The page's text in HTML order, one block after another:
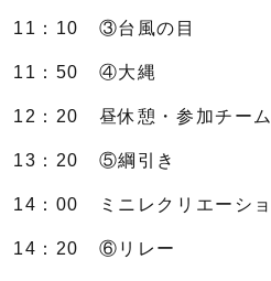
11：10 ③台風の目
11：50 ④大縄
12：20 昼休憩・参加チー
13：20 ⑤綱引き
14：00 ミニレクリエーシ
14：20 ⑥リレー